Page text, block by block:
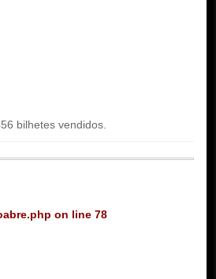
bilhetes vendidos.
on line78